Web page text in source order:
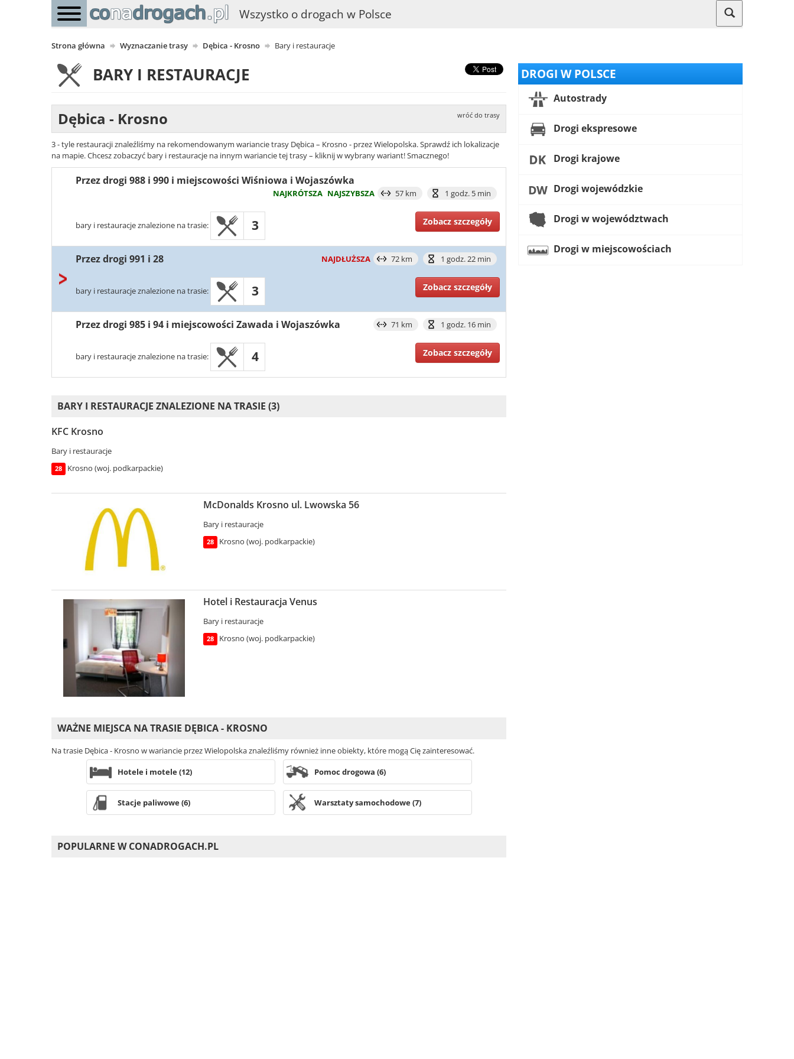
Wszystko o drogach w Polsce
Strona główna Wyznaczanie trasy Dębica - Krosno Bary i restauracje
BARY I RESTAURACJE
Dębica - Krosno wróć do trasy
3 - tyle restauracji znaleźliśmy na rekomendowanym wariancie trasy Dębica – Krosno - przez Wielopolska. Sprawdź ich lokalizacje
na mapie. Chcesz zobaczyć bary i restauracje na innym wariancie tej trasy – kliknij w wybrany wariant! Smacznego!
Przez drogi 988 i 990 i miejscowości Wiśniowa i Wojaszówka
NAJKRÓTSZA NAJSZYBSZA 57 km 1 godz. 5 min
bary i restauracje znalezione na trasie: 3 Zobacz szczegóły
Przez drogi 991 i 28 NAJDŁUŻSZA 72 km 1 godz. 22 min
bary i restauracje znalezione na trasie: 3 Zobacz szczegóły
Przez drogi 985 i 94 i miejscowości Zawada i Wojaszówka 71 km 1 godz. 16 min
bary i restauracje znalezione na trasie: 4 Zobacz szczegóły
BARY I RESTAURACJE ZNALEZIONE NA TRASIE (3)
KFC Krosno
Bary i restauracje
28 Krosno (woj. podkarpackie)
McDonalds Krosno ul. Lwowska 56
Bary i restauracje
28 Krosno (woj. podkarpackie)
Hotel i Restauracja Venus
Bary i restauracje
28 Krosno (woj. podkarpackie)
WAŻNE MIEJSCA NA TRASIE DĘBICA - KROSNO
Na trasie Dębica - Krosno w wariancie przez Wielopolska znaleźliśmy również inne obiekty, które mogą Cię zainteresować.
Hotele i motele (12)
Pomoc drogowa (6)
Stacje paliwowe (6) Warsztaty samochodowe (7)
POPULARNE W CONADROGACH.PL
DROGI W POLSCE
Autostrady
Drogi ekspresowe
Drogi krajowe
Drogi wojewódzkie
Drogi w województwach
Drogi w miejscowościach